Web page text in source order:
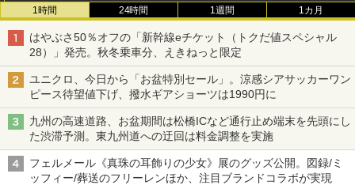
1時間 24時間 1週間 1カ月
はやぶさ50％オフの「新幹線eチケット（トクだ値スペシャル
28）」発売。秋冬乗車分、えきねっと限定
ユニクロ、今日から「お盆特別セール」。涼感シアサッカーワン
ピース待望値下げ、撥水ギアショーツは1990円に
九州の高速道路、お盆期間は松橋ICなど通行止め端末を先頭にし
た渋滞予測。東九州道への迂回は料金調整を実施
フェルメール《真珠の耳飾りの少女》展のグッズ公開。図録/ミ
ッフィー/葬送のフリーレンほか、注目ブランドコラボが実現